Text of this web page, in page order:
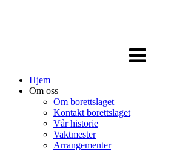
navigasjon
Hjem
Om oss
Om borettslaget
Kontakt borettslaget
Vår historie
Vaktmester
Arrangementer